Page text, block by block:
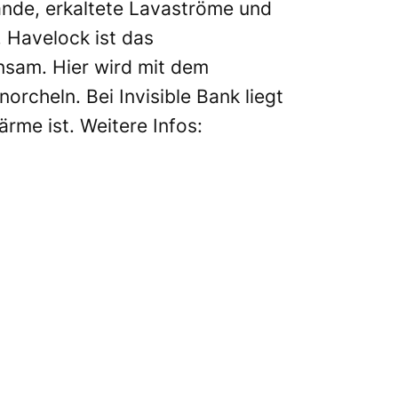
erkaltete Lavaströme und
Havelock ist das
Hier wird mit dem
Bei Invisible Bank liegt
ist. Weitere Infos: